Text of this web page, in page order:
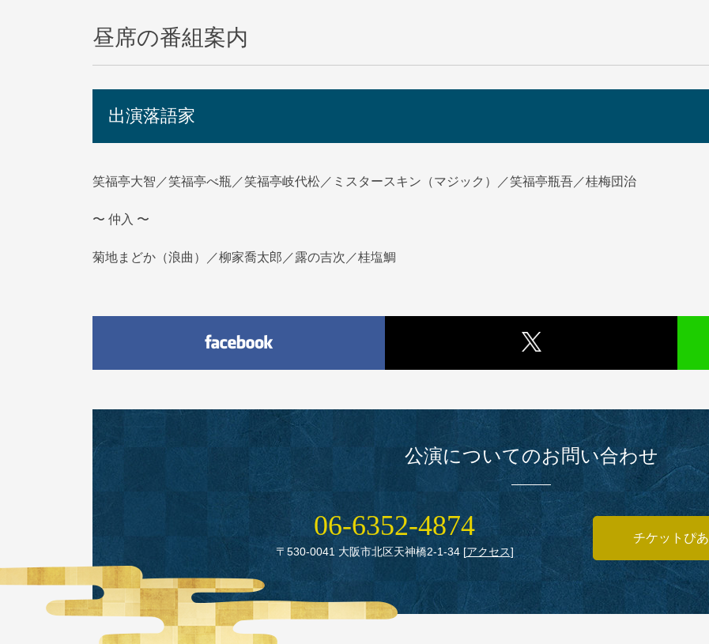
昼席の番組案内
出演落語家
笑福亭大智／笑福亭べ瓶／笑福亭岐代松／ミスタースキン（マジック）／笑福亭瓶吾／桂梅団治
〜 仲入 〜
菊地まどか（浪曲）／柳家喬太郎／露の吉次／桂塩鯛
公演についてのお問い合わせ
06‑6352‑4874
〒530‑0041 大阪市北区天神橋2‑1‑34[アクセス]
チケットぴ